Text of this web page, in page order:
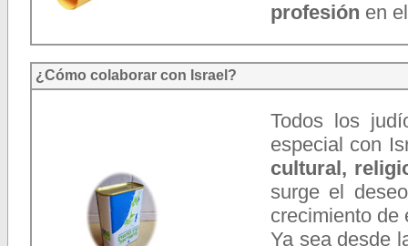
profesión en
¿Cómo colaborar con Israel?
Todos los
especial con
cultural,
surge el
crecimiento de
Ya sea desde